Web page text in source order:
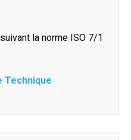
la norme ISO 7/1
Technique